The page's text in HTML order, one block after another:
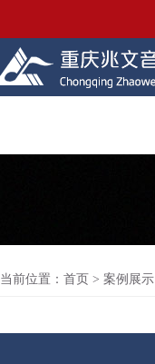
当前位置： 首页 > 案例展示